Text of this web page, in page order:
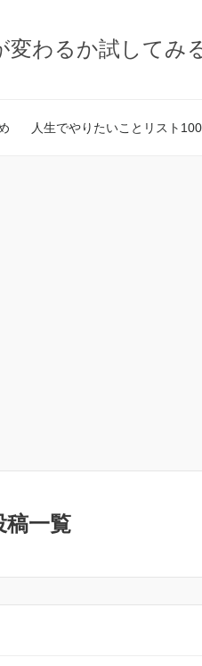
変わるか試してみ
人生でやりたいことリスト100
稿一覧